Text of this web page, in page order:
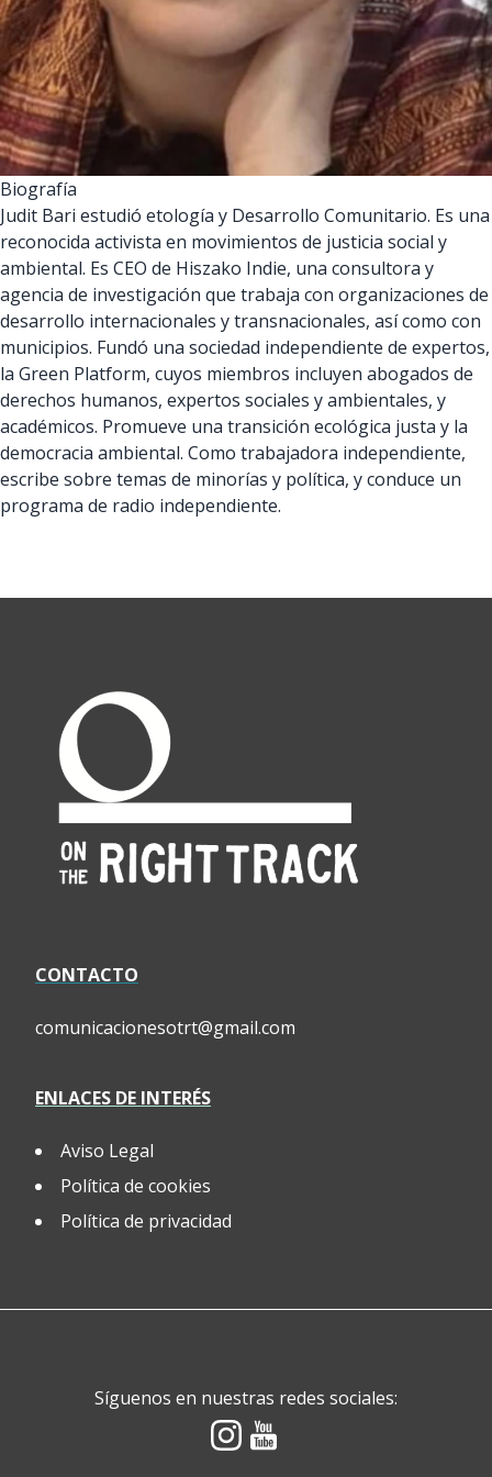
Biografía
Judit Bari estudió etología y Desarrollo Comunitario. Es una
reconocida activista en movimientos de justicia social y
ambiental. Es CEO de Hiszako Indie, una consultora y
agencia de investigación que trabaja con organizaciones de
desarrollo internacionales y transnacionales, así como con
municipios. Fundó una sociedad independiente de expertos,
la Green Platform, cuyos miembros incluyen abogados de
derechos humanos, expertos sociales y ambientales, y
académicos. Promueve una transición ecológica justa y la
democracia ambiental. Como trabajadora independiente,
escribe sobre temas de minorías y política, y conduce un
programa de radio independiente.
CONTACTO
comunicacionesotrt@gmail.com
ENLACES DE INTERÉS
Aviso Legal
Política de cookies
Política de privacidad
Síguenos en nuestras redes sociales:
Fomentamos la colaboración entre fondos de
mujeres desde la profunda convicción de que el
movimiento feminista está haciendo avanzar la
democracia y los derechos humanos, abriendo el
camino hacia una imagen esperanzadora de una
nueva sociedad. Ahora, más que nunca, es
esencial apoyar y amplificar este trabajo
transformador.
Fondos de mujeres, organizaciones copartes y
aliades participan juntes para hacer posible OTRT.
Uniendo fuerzas, podemos construir un mundo
donde la democracia y los derechos humanos no
sólo sobrevivan sino que prosperen.